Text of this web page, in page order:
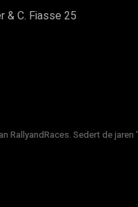
& C. Fiasse 25
RallyandRaces. Sedert de jaren